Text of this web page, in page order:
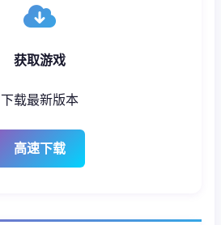
获取游戏
下载最新版本
高速下载